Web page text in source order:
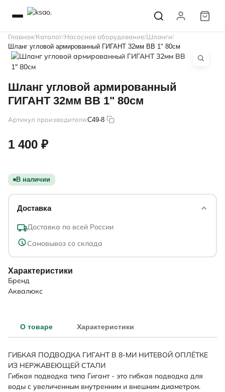
Главная Каталог Насосное оборудование Шланги
Шланг угловой армированный ГИГАНТ 32мм ВВ 1" 80см
Шланг угловой армированный
ГИГАНТ 32мм ВВ 1" 80см
Артикул производителя:C49-8
1 400 ₽
В наличии
Доставка
Доставка по всей России
Самовывоз со склада
Характеристики
Бренд
Аквалюкс
О товаре Характеристики
ГИБКАЯ ПОДВОДКА ГИГАНТ В 8-МИ НИТЕВОЙ ОПЛЁТКЕ
ИЗ НЕРЖАВЕЮЩЕЙ СТАЛИ
Гибкая подводка типа Гигант - это гибкая подводка для
воды с увеличенным внутренним и внешним диаметром.